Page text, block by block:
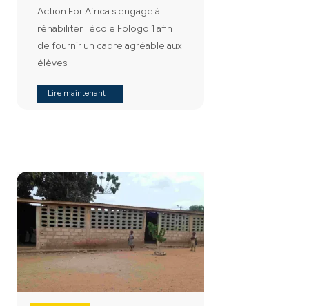
Action For Africa s'engage à
réhabiliter l'école Fologo 1 afin
de fournir un cadre agréable aux
élèves
Lire maintenant